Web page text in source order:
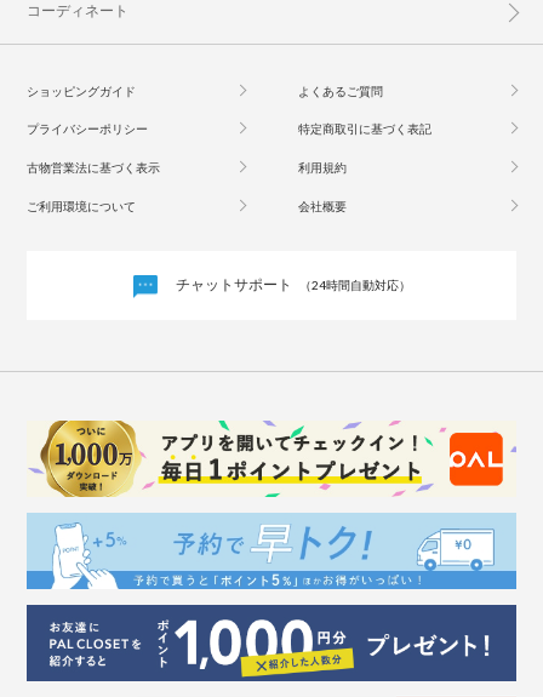
コーディネート
ショッピングガイド よくあるご質問
プライバシーポリシー 特定商取引に基づく表記
古物営業法に基づく表示 利用規約
ご利用環境について 会社概要
チャットサポート （24時間自動対応）